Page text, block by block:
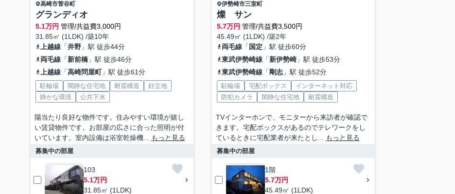
高崎市菅谷町
グランディオ
5.1万円 管理/共益費3,000円
31.85㎡ (1LDK) /築10年
上越線「井野」駅 徒歩44分
両毛線「新前橋」駅 徒歩46分
上越線「高崎問屋町」駅 徒歩61分
駐輪場 閑静な住宅地 耐震構造
好立地
静かな環境
公共下水
陽当たり良好な物件です。住みやすい環境が嬉し
い賃貸物件です。お部屋の広さに合った照明が付
いています。室内設備は浴室乾燥機...
もっと見る
募集中の部屋
103
5.1万円
31.85㎡ (1LDK)
伊勢崎市三室町
燦 サン
5.7万円 管理/共益費3,500円
45.49㎡ (1LDK) /築2年
両毛線「 国定 」駅 徒歩60分
東武伊勢崎線「新伊勢崎」駅 徒歩53分
東武伊勢崎線「 剛志」駅 徒歩52分
駐輪場 宅配ボックス
インターネット対応
防犯カメラ
閑静な住宅地 耐震構造
TVインターホンで、モニターから来訪者が確認で
きます。宅配ボックスがあるのでテレワークをし
ているときに宅配業者が来たとし...
もっと見る
募集中の部屋
1階
5.7万円
45.49㎡ (1LDK)